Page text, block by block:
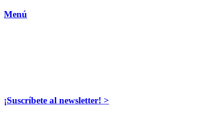
Menú
¡Suscríbete al newsletter! >